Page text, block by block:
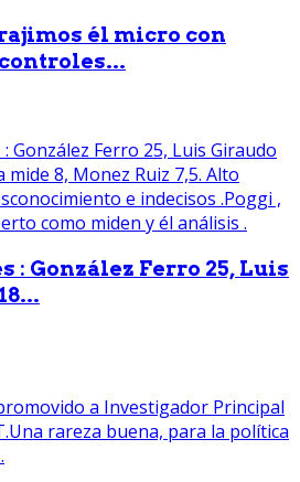
él micro con
: González Ferro 25, Luis